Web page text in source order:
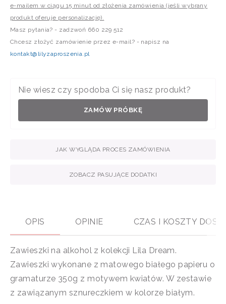
e-mailem w ciągu 15 minut od złożenia zamówienia (jeśli wybrany
produkt oferuje personalizację).
Masz pytania? - zadzwoń 660 229 512
Chcesz złożyć zamówienie przez e-mail? - napisz na
kontakt@lilyzaproszenia.pl
Nie wiesz czy spodoba Ci się nasz produkt?
ZAMÓW PRÓBKĘ
JAK WYGLĄDA PROCES ZAMÓWIENIA
ZOBACZ PASUJĄCE DODATKI
OPIS OPINIE CZAS I KOSZTY
Zawieszki na alkohol z kolekcji Lila Dream.
Zawieszki wykonane z matowego białego papieru o
gramaturze 350g z motywem kwiatów. W zestawie
z zawiązanym sznureczkiem w kolorze białym.